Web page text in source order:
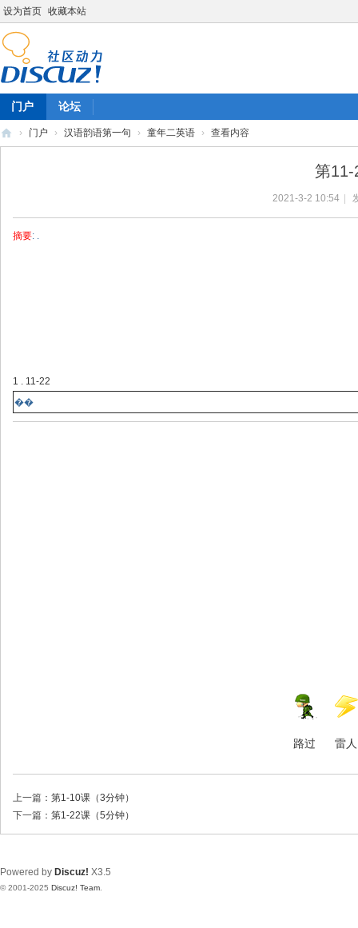
设为首页 收藏本站
门户 论坛
› 门户 › 汉语韵语第一句 › 童年二英语 › 查看内容
第11-
2021-3-2 10:54
摘要: .
1 . 11-22
��
路过 雷人
上一篇： 第1-10课（3分钟）
下一篇： 第1-22课（5分钟）
Powered by Discuz! X3.5
© 2001-2025 Discuz! Team